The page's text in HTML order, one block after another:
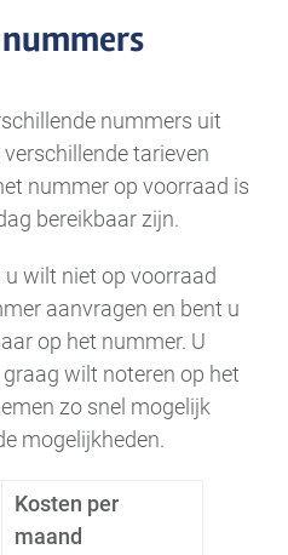
nummers
nummers uit
tarieven
nummer op voorraad is
bereikbaar zijn.
wilt niet op voorraad
aanvragen en bent u
op het nummer. U
wilt noteren op het
zo snel mogelijk
mogelijkheden.
Kosten per
maand